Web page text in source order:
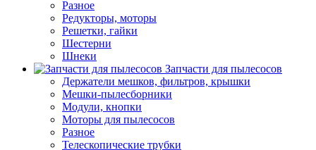
Разное
Редукторы, моторы
Решетки, гайки
Шестерни
Шнеки
Запчасти для пылесосов
Держатели мешков, фильтров, крышки
Мешки-пылесборники
Модули, кнопки
Моторы для пылесосов
Разное
Телескопические трубки